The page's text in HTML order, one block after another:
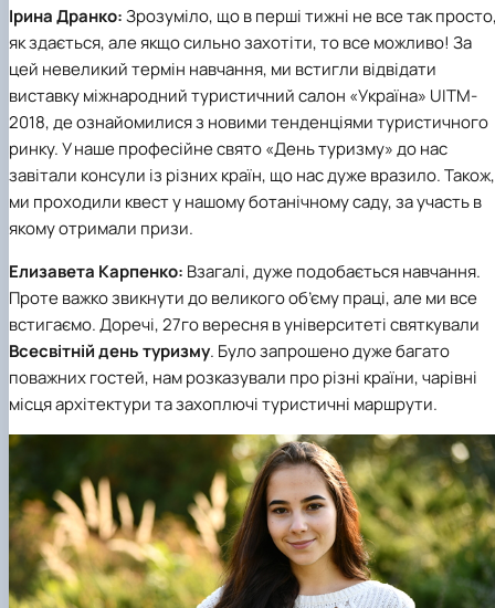
Ірина Дранко:Зрозуміло, що в перші тижні не все так
як здається, але якщо сильно захотіти, то все можливо! За
цей невеликий термін навчання, ми встигли відвідати
виставку міжнародний туристичний салон «Україна» UITM-
2018, де ознайомилися з новими тенденціями туристичного
ринку. У наше професійне свято «День туризму» до нас
завітали консули із різних країн, що нас дуже вразило. Також,
ми проходили квест у нашому ботанічному саду, за участь в
якому отримали призи.
Елизавета Карпенко: Взагалі, дуже подобається навчання.
Проте важко звикнути до великого об’єму праці, але ми все
встигаємо. Доречі, 27го вересня в університеті святкували
Всесвітній день туризму. Було запрошено дуже багато
поважних гостей, нам розказували про різні країни, чарівні
місця архітектури та захоплючі туристичні маршрути.